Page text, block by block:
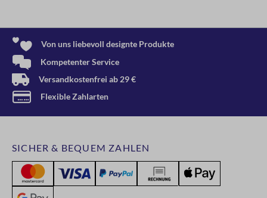
Von uns liebevoll designte Produkte
Kompetenter Service
Versandkostenfrei ab 29 €
Flexible Zahlarten
SICHER & BEQUEM ZAHLEN